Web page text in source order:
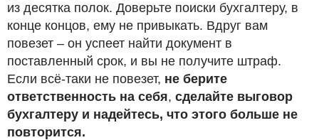
из десятка полок. Доверьте поиски бухгалтеру, в
конце концов, ему не привыкать. Вдруг вам
повезет – он успеет найти документ в
поставленный срок, и вы не получите штраф.
Если всё-таки не повезет, не берите
ответственность на себя, сделайте выговор
бухгалтеру и надейтесь, что этого больше не
повторится.